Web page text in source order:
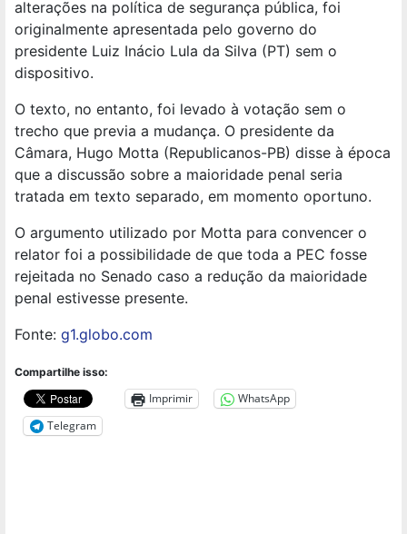
alterações na política de segurança pública, foi
originalmente apresentada pelo governo do
presidente Luiz Inácio Lula da Silva (PT) sem o
dispositivo.
O texto, no entanto, foi levado à votação sem o
trecho que previa a mudança. O presidente da
Câmara, Hugo Motta (Republicanos-PB) disse à época
que a discussão sobre a maioridade penal seria
tratada em texto separado, em momento oportuno.
O argumento utilizado por Motta para convencer o
relator foi a possibilidade de que toda a PEC fosse
rejeitada no Senado caso a redução da maioridade
penal estivesse presente.
Fonte: g1.globo.com
Compartilhe isso:
Imprimir
WhatsApp
Telegram